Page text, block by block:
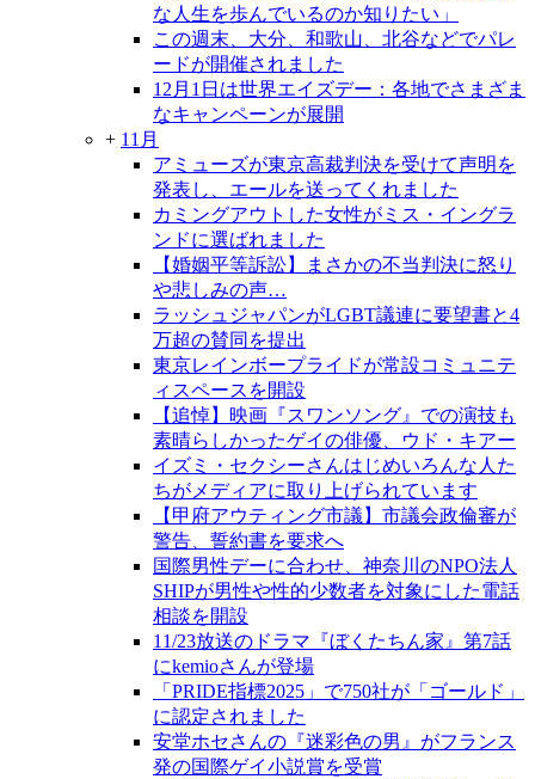
な人生を歩んでいるのか知りたい」
この週末、大分、和歌山、北谷などでパレ
ードが開催されました
12月1日は世界エイズデー：各地でさまざま
なキャンペーンが展開
+ 11月
アミューズが東京高裁判決を受けて声明を
発表し、エールを送ってくれました
カミングアウトした女性がミス・イングラ
ンドに選ばれました
【婚姻平等訴訟】まさかの不当判決に怒り
や悲しみの声…
ラッシュジャパンがLGBT議連に要望書と4
万超の賛同を提出
東京レインボープライドが常設コミュニテ
ィスペースを開設
【追悼】映画『スワンソング』での演技も
素晴らしかったゲイの俳優、ウド・キアー
イズミ・セクシーさんはじめいろんな人た
ちがメディアに取り上げられています
【甲府アウティング市議】市議会政倫審が
警告、誓約書を要求へ
国際男性デーに合わせ、神奈川のNPO法人
SHIPが男性や性的少数者を対象にした電話
相談を開設
11/23放送のドラマ『ぼくたちん家』第7話
にkemioさんが登場
「PRIDE指標2025」で750社が「ゴールド」
に認定されました
安堂ホセさんの『迷彩色の男』がフランス
発の国際ゲイ小説賞を受賞